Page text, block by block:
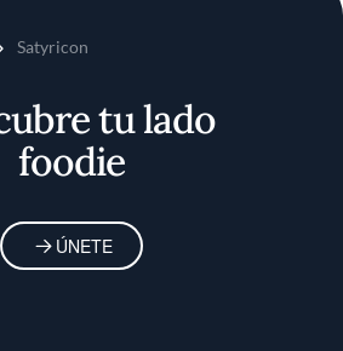
Satyricon
tu lado
foodie
ÚNETE